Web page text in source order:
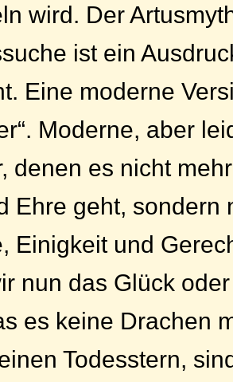
wird. Der
ist ein
Eine moderne
Moderne, aber
denen es nicht
Ehre geht, sondern
Einigkeit und
nun das Glück
es keine Drachen
Todesstern,